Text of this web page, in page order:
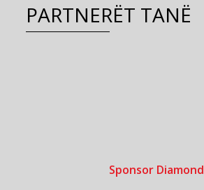
PARTNERËT TANË
Sponsor Diamond